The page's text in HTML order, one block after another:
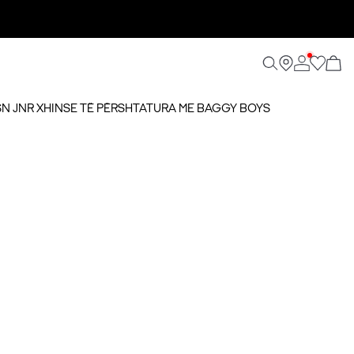
JNR XHINSE TË PËRSHTATURA ME BAGGY BOYS